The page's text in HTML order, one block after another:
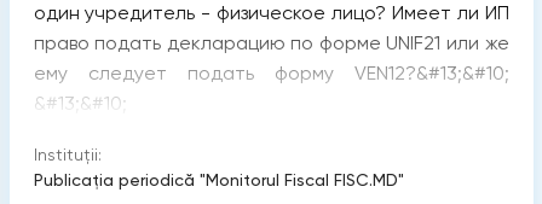
один учредитель - физическое лицо? Имеет ли ИП
право подать декларацию по форме UNIF21 или же
ему следует подать форму VEN12?&#13;&#10;
&#13;&#10;
Instituții:
Publicaţia periodică "Monitorul Fiscal FISC.MD"